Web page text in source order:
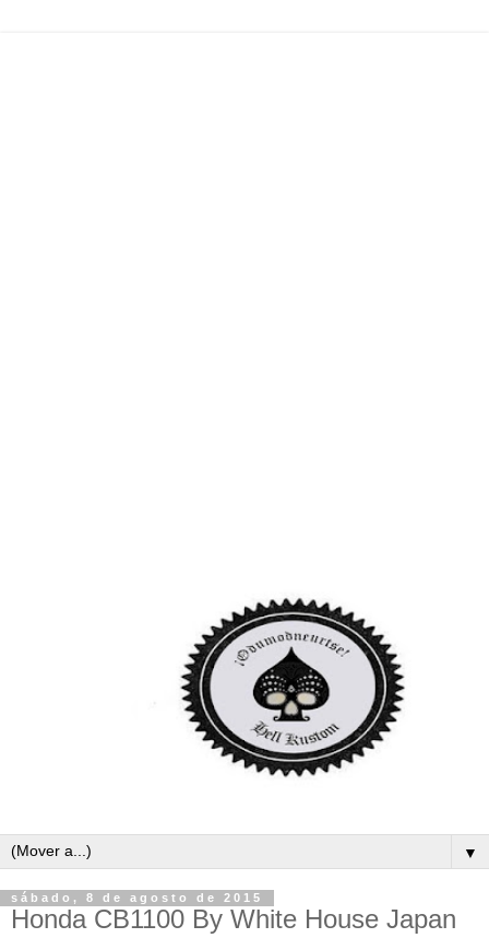
▼
sábado, 8 de agosto de 2015
Honda CB1100 By White House Japan